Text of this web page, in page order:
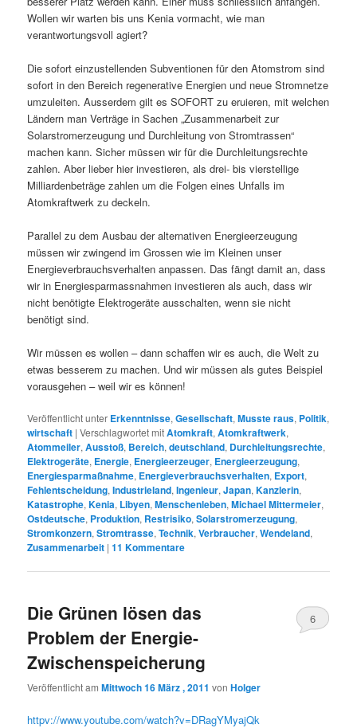
Wollen wir warten bis uns Kenia vormacht, wie man
verantwortungsvoll agiert?
Die sofort einzustellenden Subventionen für den Atomstrom sind
sofort in den Bereich regenerative Energien und neue Stromnetze
umzuleiten. Ausserdem gilt es SOFORT zu eruieren, mit welchen
Ländern man Verträge in Sachen „Zusammenarbeit zur
Solarstromerzeugung und Durchleitung von Stromtrassen“
machen kann. Sicher müssen wir für die Durchleitungsrechte
zahlen. Aber lieber hier investieren, als drei- bis vierstellige
Milliardenbeträge zahlen um die Folgen eines Unfalls im
Atomkraftwerk zu deckeln.
Parallel zu dem Ausbau der alternativen Energieerzeugung
müssen wir zwingend im Grossen wie im Kleinen unser
Energieverbrauchsverhalten anpassen. Das fängt damit an, dass
wir in Energiesparmassnahmen investieren als auch, dass wir
nicht benötigte Elektrogeräte ausschalten, wenn sie nicht
benötigt sind.
Wir müssen es wollen – dann schaffen wir es auch, die Welt zu
etwas besserem zu machen. Und wir müssen als gutes Beispiel
vorausgehen – weil wir es können!
Veröffentlicht unter Erkenntnisse,Gesellschaft,Musste raus, Politik,
wirtschaft |Verschlagwortet mitAtomkraft,Atomkraftwerk,
Atommeiler,Ausstoß, Bereich,deutschland, Durchleitungsrechte,
Elektrogeräte, Energie, Energieerzeuger, Energieerzeugung,
Energiesparmaßnahme, Energieverbrauchsverhalten, Export,
Fehlentscheidung,Industrieland,Ingenieur,Japan,Kanzlerin,
Katastrophe,Kenia, Libyen,Menschenleben,Michael Mittermeier,
Ostdeutsche, Produktion, Restrisiko,Solarstromerzeugung,
Stromkonzern,Stromtrasse,Technik,Verbraucher,Wendeland,
Zusammenarbeit |11 Kommentare
Die Grünen lösen das
Problem der Energie-
Zwischenspeicherung
Veröffentlicht amMittwoch 16 März , 2011 vonHolger
6
httpv://www.youtube.com/watch?v=DRagYMyajQk